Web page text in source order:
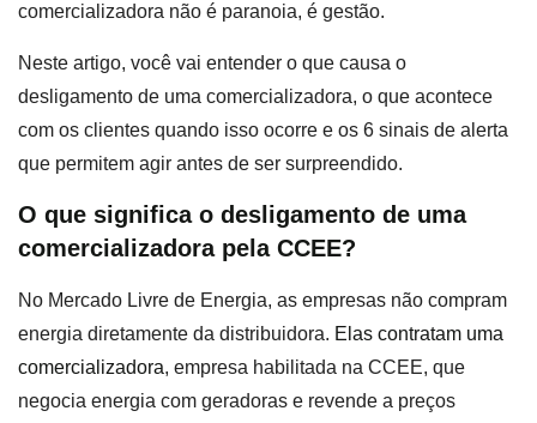
comercializadora não é paranoia, é gestão.
Neste artigo, você vai entender o que causa o
desligamento de uma comercializadora, o que acontece
com os clientes quando isso ocorre e os 6 sinais de alerta
que permitem agir antes de ser surpreendido.
O que significa o desligamento de uma
comercializadora pela CCEE?
No Mercado Livre de Energia, as empresas não compram
energia diretamente da distribuidora. Elas contratam uma
comercializadora, empresa habilitada na CCEE, que
negocia energia com geradoras e revende a preços